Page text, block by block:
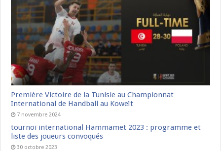
Première Victoire de la Tunisie au Championnat
International de Handball au Koweït
7 novembre 2024
tournoi international Hammamet 2023 : programme et
liste des joueurs convoqués
30 octobre 2023